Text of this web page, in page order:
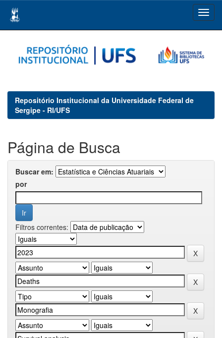
navigation
Repositório Institucional da Universidade Federal de
Sergipe - RI/UFS
Página de Busca
Buscar em:
por
Filtros correntes: